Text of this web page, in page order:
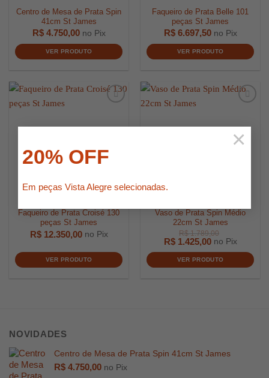
20% OFF
Em peças Vista Alegre selecionadas.
×
R$
Centro de Mesa de Prata Spin
41cm St James
R$4.750,00 no Pix
VER PRODUTO
Faqueiro de Prata Belle 101
peças St James
R$6.697,50 no Pix
VER PRODUTO
Faqueiro de Prata Croisé 130
peças St James
R$12.350,00 no Pix
VER PRODUTO
Vaso de Prata Spin Médio
22cm St James
R$1.425,00 no Pix
VER PRODUTO
NOVIDADES
Centro de Mesa de Prata Spin 41cm St James
R$ 4.750,00 no Pix